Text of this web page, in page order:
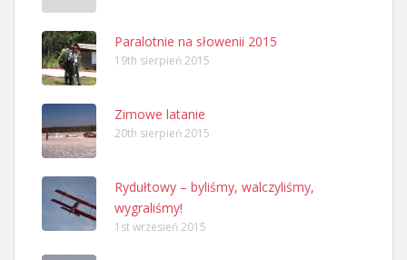
Paralotnie na słowenii 2015
19th sierpień 2015
Zimowe latanie
20th sierpień 2015
Rydułtowy – byliśmy, walczyliśmy,
wygraliśmy!
1st wrzesień 2015